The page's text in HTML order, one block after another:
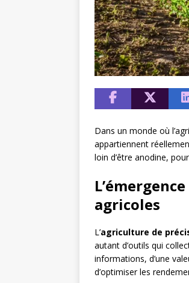
Dans un monde où
appartiennent
loin d’être anodine,
agricoles
L’agriculture de
autant d’outils qui
informations, d’une
d’optimiser les